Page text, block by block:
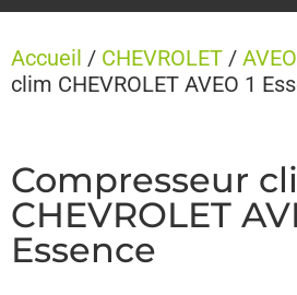
Accueil / CHEVROLET /
clim CHEVROLET AVEO 1
Compresseur
CHEVROLET
Essence